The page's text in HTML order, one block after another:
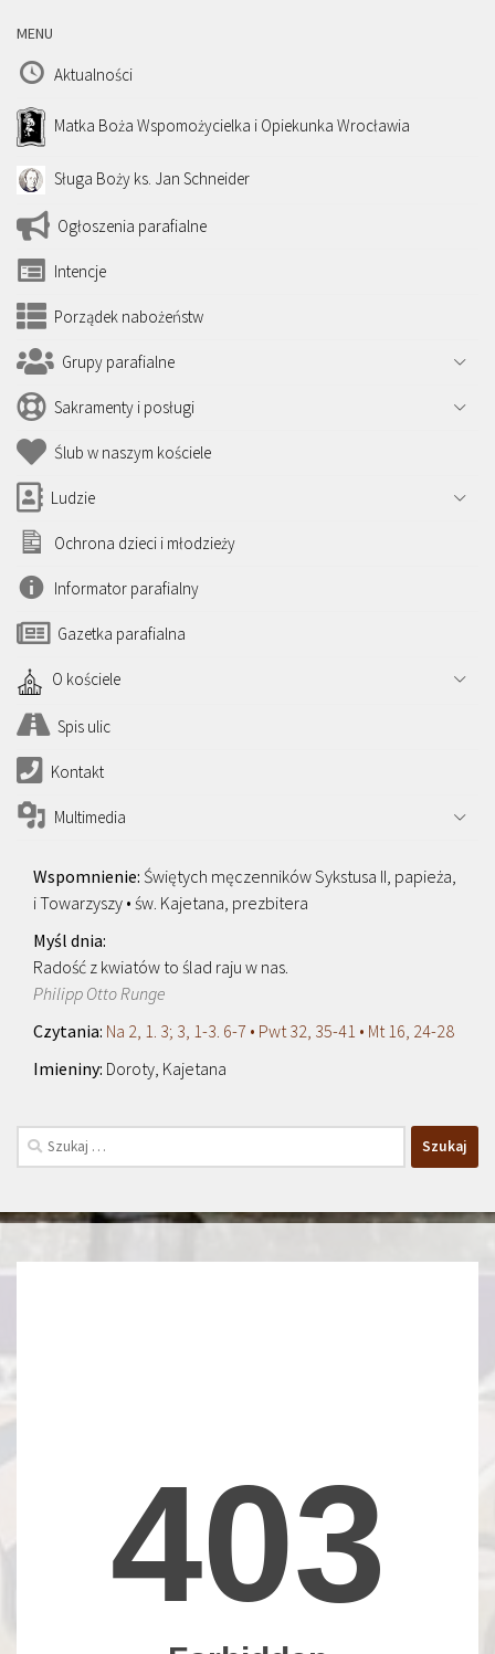
MENU
Aktualności
Matka Boża Wspomożycielka i Opiekunka Wrocławia
Sługa Boży ks. Jan Schneider
Ogłoszenia parafialne
Intencje
Porządek nabożeństw
Grupy parafialne
Sakramenty i posługi
Ślub w naszym kościele
Ludzie
Ochrona dzieci i młodzieży
Informator parafialny
Gazetka parafialna
O kościele
Spis ulic
Kontakt
Multimedia
Świętych męczenników Sykstusa II, papieża,
i Towarzyszy • św. Kajetana, prezbitera
Radość z kwiatów to ślad raju w nas.
Philipp Otto Runge
Na 2, 1. 3; 3, 1-3. 6-7 • Pwt 32, 35-41 • Mt 16, 24-28
Doroty, Kajetana
Szukaj: